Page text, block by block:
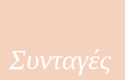
Συνταγές